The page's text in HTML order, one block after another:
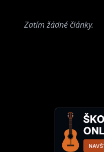
Zatím žádné články.